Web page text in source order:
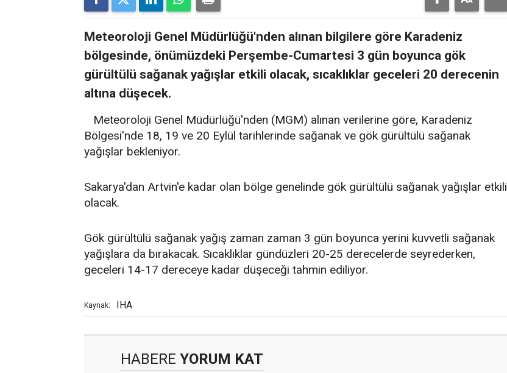
Meteoroloji Genel Müdürlüğü'nden alınan bilgilere göre Karadeniz
bölgesinde, önümüzdeki Perşembe-Cumartesi 3 gün boyunca gök
gürültülü sağanak yağışlar etkili olacak, sıcaklıklar geceleri 20 derecenin
altına düşecek.
Meteoroloji Genel Müdürlüğü'nden (MGM) alınan verilerine göre, Karadeniz
Bölgesi'nde 18, 19 ve 20 Eylül tarihlerinde sağanak ve gök gürültülü sağanak
yağışlar bekleniyor.
Sakarya'dan Artvin'e kadar olan bölge genelinde gök gürültülü sağanak yağışlar etkili
olacak.
Gök gürültülü sağanak yağış zaman zaman 3 gün boyunca yerini kuvvetli sağanak
yağışlara da bırakacak. Sıcaklıklar gündüzleri 20-25 derecelerde seyrederken,
geceleri 14-17 dereceye kadar düşeceği tahmin ediliyor.
Kaynak: IHA
HABERE YORUM KAT